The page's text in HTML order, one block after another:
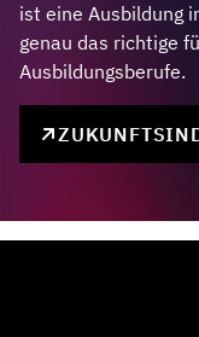
ist eine Ausbildung
genau das richtige
Ausbildungsberufe.